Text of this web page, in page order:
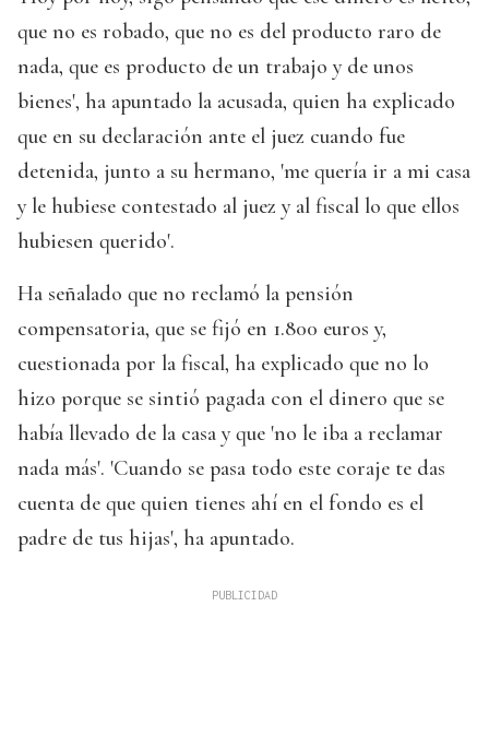
que no es robado, que no es del producto raro de
nada, que es producto de un trabajo y de unos
bienes', ha apuntado la acusada, quien ha explicado
que en su declaración ante el juez cuando fue
detenida, junto a su hermano, 'me quería ir a mi casa
y le hubiese contestado al juez y al fiscal lo que ellos
hubiesen querido'.
Ha señalado que no reclamó la pensión
compensatoria, que se fijó en 1.800 euros y,
cuestionada por la fiscal, ha explicado que no lo
hizo porque se sintió pagada con el dinero que se
había llevado de la casa y que 'no le iba a reclamar
nada más'. 'Cuando se pasa todo este coraje te das
cuenta de que quien tienes ahí en el fondo es el
padre de tus hijas', ha apuntado.